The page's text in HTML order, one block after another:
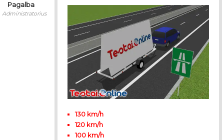
Pagalba
Administratorius
130 km/h
120 km/h
100 km/h